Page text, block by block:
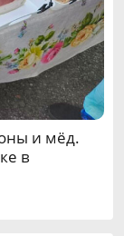
и мёд.
в